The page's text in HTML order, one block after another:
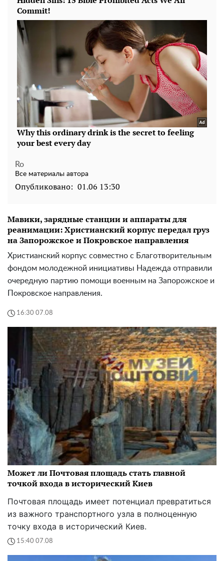
Ro
Все материалы автора
Опубликовано: 01.06 13:30
Мавики, зарядные станции и аппараты для
реанимации: Христианский корпус передал груз
на Запорожское и Покровское направления
Христианский корпус совместно с Благотворительным
фондом молодежной инициативы Надежда отправили
очередную партию помощи военным на Запорожское и
Покровское направления.
16:30 07.08
Может ли Почтовая площадь стать главной
точкой входа в исторический Киев
Почтовая площадь имеет потенциал превратиться
из важного транспортного узла в полноценную
точку входа в исторический Киев.
15:40 07.08